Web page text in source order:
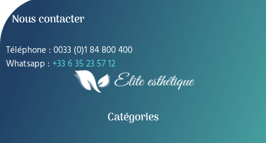
Nous contacter
Téléphone : 0033 (0)1 84 800 400
Whatsapp : +33 6 35 23 57 12
Catégories